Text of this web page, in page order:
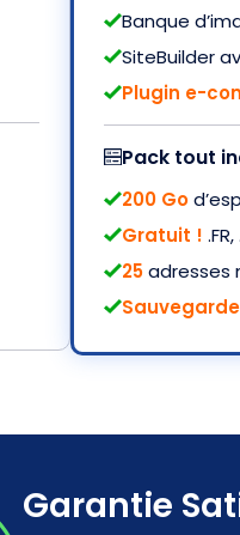
Banque
SiteBuilder
Plugin e-
Pack tout
200 Go
Gratuit !
25adresses
Garantie